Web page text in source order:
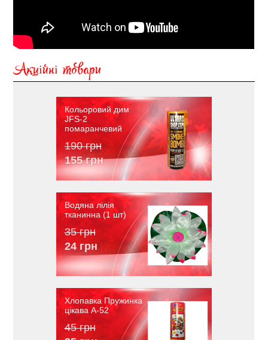
Акційні товари
Кольоровий дим
JFS-2
помаранчевий
190 грн
155 грн
Водяна лілія
тканинна (1 шт)
35 грн
24 грн
Хлопавка Пружинка
цікава A-52
45 грн